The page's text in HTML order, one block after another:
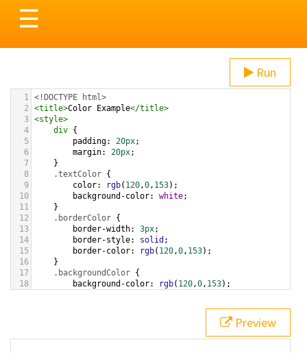
Toggle
navigation
☰
Run
1 <!DOCTYPE html>
2
<title>Color Example</title>
3 <style>
4
div {
5
padding: 20px;
6
margin: 20px;
7
}
8
.textColor {
9
color: rgb( 120,0, 153);
10
background-color: white;
11
}
12
.borderColor {
13
border-width: 3px;
14
border-style: solid ;
15
border-color: rgb( 120,0, 153);
16
}
17
.backgroundColor {
18
background-color: rgb( 120,0, 153);
bottom ,
white, rgb(120,0,153));
Preview